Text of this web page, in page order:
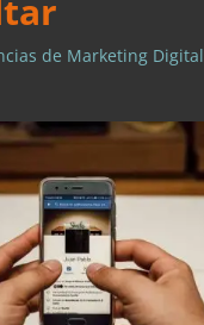
de Marketing Digital